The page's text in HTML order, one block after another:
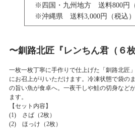
※四国・九州地方 送料800円（
※沖縄県 送料3,000円（税込）
〜釧路北匠『レンちん君（６
一枚一枚丁寧に手作りで仕上げた「釧路北匠
にお召上がりいただけます。冷凍状態で袋の
の旨い魚が食卓へ。一夜干しや鮭の切身など
ます。
【セット内容】
(1) さば（2枚）
(2) ほっけ（2枚）